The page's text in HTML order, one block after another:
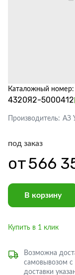
Каталожный номер:
4320Я2-5000412
Производитель: АЗ
под заказ
от566
В корзину
Купить в 1 клик
Возможна
самовывозом с
доставки